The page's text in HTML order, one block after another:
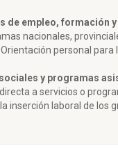
de empleo, formación
nacionales,
personal para
y programas
a servicios o
inserción laboral de los